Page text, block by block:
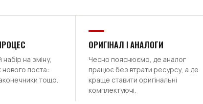
на зміну,
нового поста:
тощо.
ОРИГІНАЛ І АНАЛОГИ
Чесно пояснюємо, де аналог
працює без втрати ресурсу, а де
краще ставити оригінальні
комплектуючі.